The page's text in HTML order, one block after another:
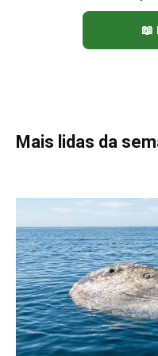
Peixe-lua emerge
permitir que aves